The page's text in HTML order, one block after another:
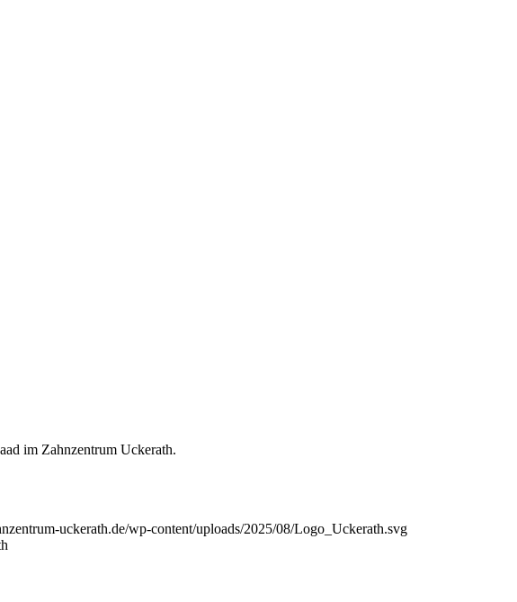
im Zahnzentrum Uckerath.
uckerath.de/wp-content/uploads/2025/08/Logo_Uckerath.svg